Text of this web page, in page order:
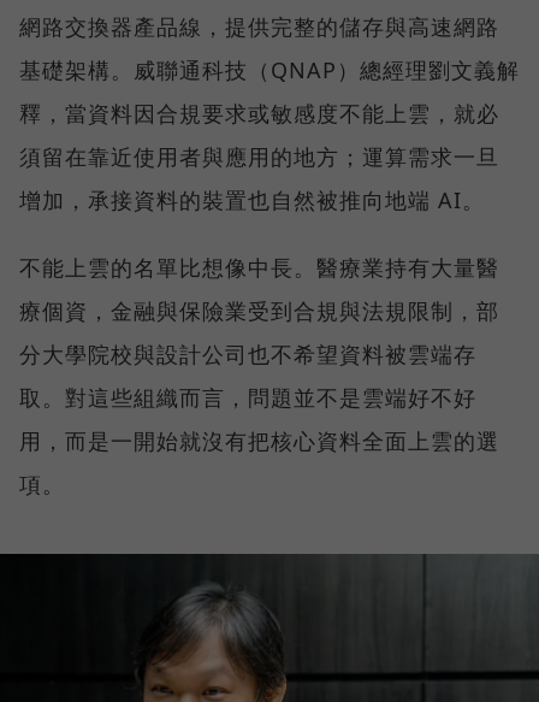
網路交換器產品線，提供完整的儲存與高速網路
基礎架構。威聯通科技（QNAP）總經理劉文義解
釋，當資料因合規要求或敏感度不能上雲，就必
須留在靠近使用者與應用的地方；運算需求一旦
增加，承接資料的裝置也自然被推向地端 AI。
不能上雲的名單比想像中長。醫療業持有大量醫
療個資，金融與保險業受到合規與法規限制，部
分大學院校與設計公司也不希望資料被雲端存
取。對這些組織而言，問題並不是雲端好不好
用，而是一開始就沒有把核心資料全面上雲的選
項。